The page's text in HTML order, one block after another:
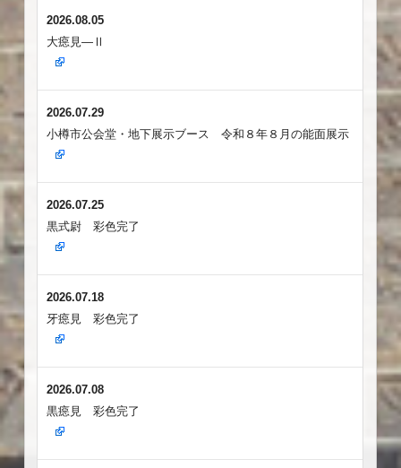
2026.08.05
大癋見―Ⅱ
2026.07.29
小樽市公会堂・地下展示ブース 令和８年８月の能面展示
2026.07.25
黒式尉 彩色完了
2026.07.18
牙癋見 彩色完了
2026.07.08
黒癋見 彩色完了